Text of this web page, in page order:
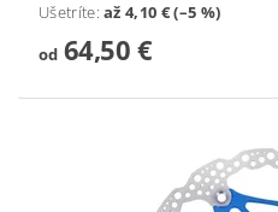
Ušetríte:až 4,10 € (–5 %)
od64,50 €